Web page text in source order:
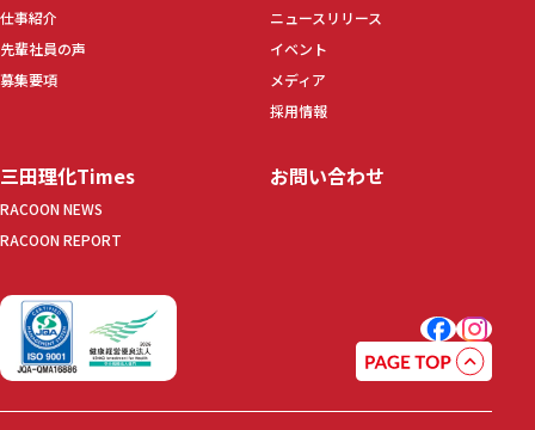
仕事紹介
先輩社員の声
募集要項
ニュースリリース
イベント
メディア
採用情報
三田理化Times
RACOON NEWS
RACOON REPORT
お問い合わせ